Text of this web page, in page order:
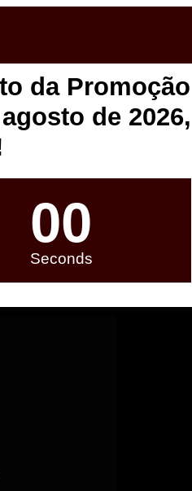
da Promoção
de 2026,
00
Seconds